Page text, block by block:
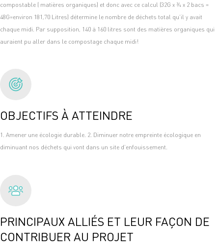
compostable ( matières organiques) et donc avec ce calcul (32G x ¾ x 2 bacs =
48G=environ 181,70 Litres) détermine le nombre de déchets total qu’il y avait
chaque midi. Par supposition, 140 à 160 litres sont des matières organiques qui
auraient pu aller dans le compostage chaque midi!
OBJECTIFS À ATTEINDRE
1. Amener une écologie durable. 2. Diminuer notre empreinte écologique en
diminuant nos déchets qui vont dans un site d’enfouissement.
PRINCIPAUX ALLIÉS ET LEUR FAÇON DE
CONTRIBUER AU PROJET